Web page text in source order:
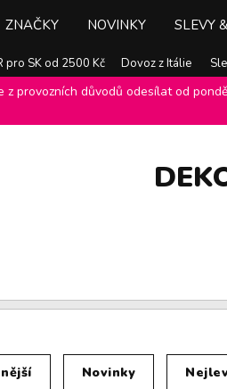
pro SK od 2500 Kč Dovoz z Itálie
ZNAČKY NOVINKY SLEVY
provozních důvodů odesílat od
kosmetika
Novinky